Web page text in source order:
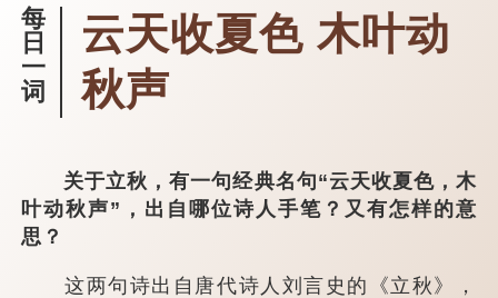
每
日
一
词
云天收夏色 木叶动
秋声
关于立秋，有一句经典名句“云天收夏色，木
叶动秋声”，出自哪位诗人手笔？又有怎样的意
思？
这两句诗出自唐代诗人刘言史的《立秋》，